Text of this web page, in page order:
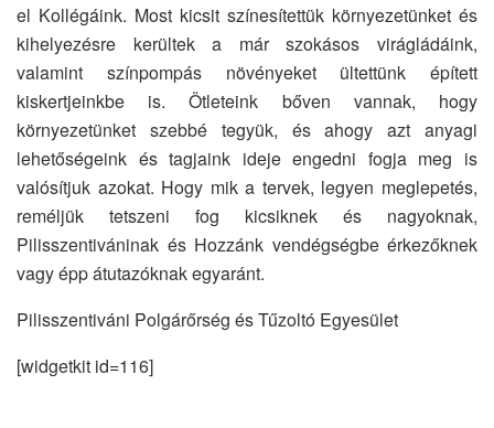
el Kollégáink. Most kicsit színesítettük környezetünket és
kihelyezésre kerültek a már szokásos virágládáink,
valamint színpompás növényeket ültettünk épített
kiskertjeinkbe is. Ötleteink bőven vannak, hogy
környezetünket szebbé tegyük, és ahogy azt anyagi
lehetőségeink és tagjaink ideje engedni fogja meg is
valósítjuk azokat. Hogy mik a tervek, legyen meglepetés,
reméljük tetszeni fog kicsiknek és nagyoknak,
Pilisszentiváninak és Hozzánk vendégségbe érkezőknek
vagy épp átutazóknak egyaránt.
Pilisszentiváni Polgárőrség és Tűzoltó Egyesület
[widgetkit id=116]